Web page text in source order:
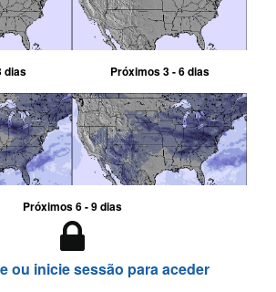
dias Próximos 3 - 6 dias
Próximos 6 - 9 dias
ou inicie sessão para aceder